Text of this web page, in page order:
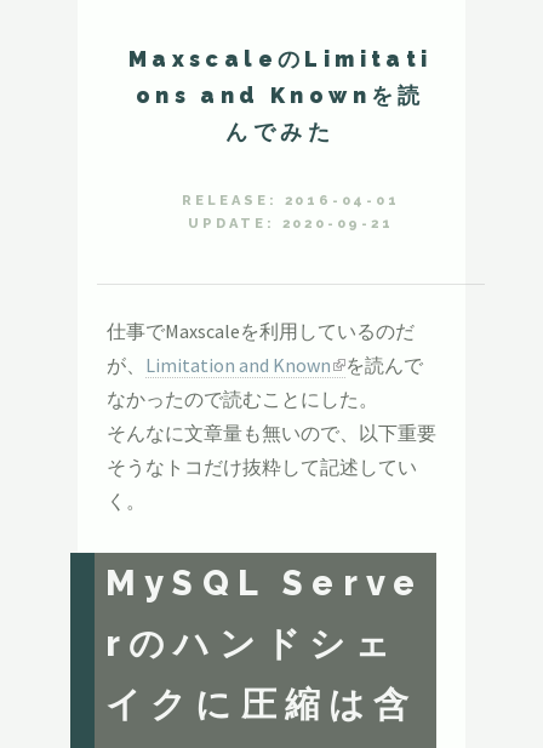
MaxscaleのLimitati
ons and Knownを読
んでみた
RELEASE: 2016-04-01
UPDATE: 2020-09-21
仕事でMaxscaleを利用しているのだ
が、 Limitation and Known
を読んで
なかったので読むことにした。
そんなに文章量も無いので、以下重要
そうなトコだけ抜粋して記述してい
く。
MySQL Serve
rのハンドシェ
イクに圧縮は含